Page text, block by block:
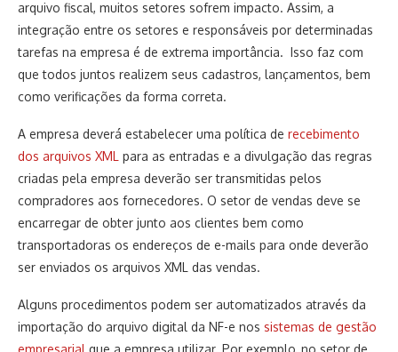
arquivo fiscal, muitos setores sofrem impacto. Assim, a
integração entre os setores e responsáveis por determinadas
tarefas na empresa é de extrema importância. Isso faz com
que todos juntos realizem seus cadastros, lançamentos, bem
como verificações da forma correta.
A empresa deverá estabelecer uma política de recebimento
dos arquivos XML para as entradas e a divulgação das regras
criadas pela empresa deverão ser transmitidas pelos
compradores aos fornecedores. O setor de vendas deve se
encarregar de obter junto aos clientes bem como
transportadoras os endereços de e-mails para onde deverão
ser enviados os arquivos XML das vendas.
Alguns procedimentos podem ser automatizados através da
importação do arquivo digital da NF-e nos sistemas de gestão
empresarial que a empresa utilizar. Por exemplo, no setor de